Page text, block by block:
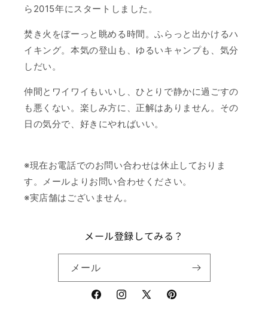
ら2015年にスタートしました。
焚き火をぼーっと眺める時間。ふらっと出かけるハ
イキング。本気の登山も、ゆるいキャンプも、気分
しだい。
仲間とワイワイもいいし、ひとりで静かに過ごすの
も悪くない。楽しみ方に、正解はありません。その
日の気分で、好きにやればいい。
※現在お電話でのお問い合わせは休止しておりま
す。メールよりお問い合わせください。
※実店舗はございません。
メール登録してみる？
メール
FacebookInstagram
X
Pinterest